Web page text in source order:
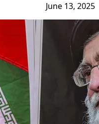
June 13, 2025